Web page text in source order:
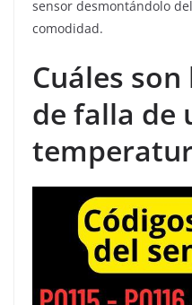
sensor desmontándolo
comodidad.
Cuáles
de falla de